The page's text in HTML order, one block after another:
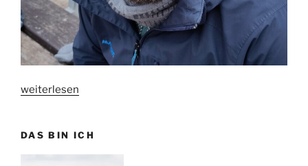
„Fischermütze
Duit“
weiterlesen
DAS BIN ICH